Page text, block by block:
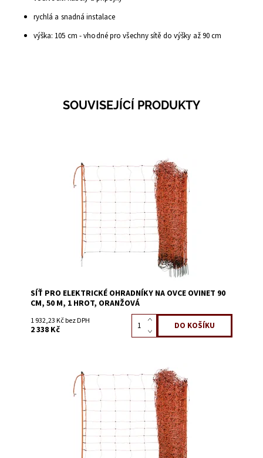
rychlá a snadná instalace
výška: 105 cm -vhodné pro všechnysítě do výšky až90cm
SOUVISEJÍCÍ PRODUKTY
Dostupnost:
Skladem 4
3639A
SÍŤ PRO ELEKTRICKÉ OHRADNÍKY NA OVCE OVINET 90
CM, 50 M, 1 HROT, ORANŽOVÁ
1 932,23 Kč bez DPH
2 338 Kč
Dostupnost:
Skladem 6
3639C